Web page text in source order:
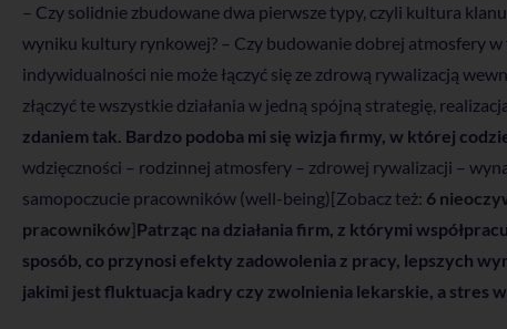
– Czy solidnie zbudowane dwa pierwsze typy, czyli kultura
wyniku kultury rynkowej? – Czy budowanie dobrej atmosfery w
indywidualności nie może łączyć się ze zdrową rywalizacją
złączyć te wszystkie działania w jedną spójną strategię,
zdaniem tak. Bardzo podoba mi się wizja firmy, w której
wdzięczności – rodzinnej atmosfery – zdrowej rywalizacji –
samopoczucie pracowników (well-being)[Zobacz też: 6
pracowników]Patrząc na działania firm, z którymi
sposób, co przynosi efekty zadowolenia z pracy, lepszych
jakimi jest fluktuacja kadry czy zwolnienia lekarskie, a stres